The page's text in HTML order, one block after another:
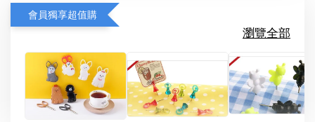
會員獨享超值購
瀏覽全部